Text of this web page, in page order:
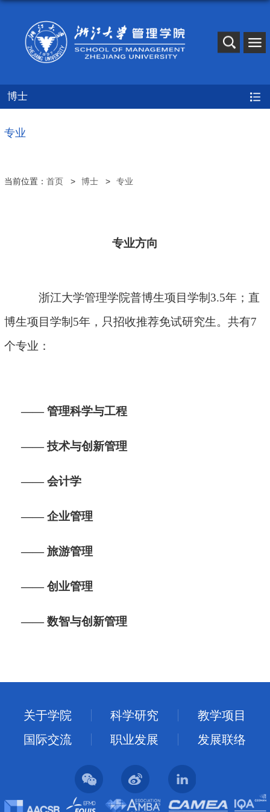
博士
专业
当前位置： 首页 博士 专业
专业方向
浙江大学管理学院普博生项目学制 3.5年；直
博生项目学制 5年，只招收推荐免试研究生。共有7
个专业：
—— 管理科学与工程
—— 技术与创新管理
—— 会计学
—— 企业管理
—— 旅游管理
—— 创业管理
——数智与创新管理
关于学院 科学研究
教学项目
国际交流
职业发展 发展联络